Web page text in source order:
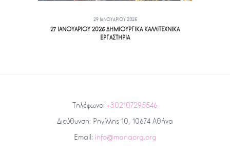
29 ΙΑΝΟΥΑΡΊΟΥ 2025
27 ΙΑΝΟΥΑΡΙΟΥ 2025 ΔΗΜΙΟΥΡΓΙΚΑ ΚΑΛΛΙΤΕΧΝΙΚΑ
ΕΡΓΑΣΤΗΡΙΑ
Τηλέφωνο: +302107295546
Διεύθυνση: Ρηγίλλης 10, 10674 Αθήνα
Email: info@manaorg.org